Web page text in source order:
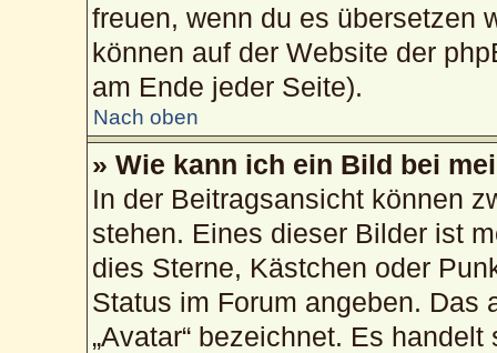
freuen, wenn du es übersetzen
können auf der Website der
am Ende jeder Seite).
Nach oben
» Wie kann ich ein Bild bei
In der Beitragsansicht können
stehen. Eines dieser Bilder ist
dies Sterne, Kästchen oder
Status im Forum angeben. Das
„Avatar“ bezeichnet. Es